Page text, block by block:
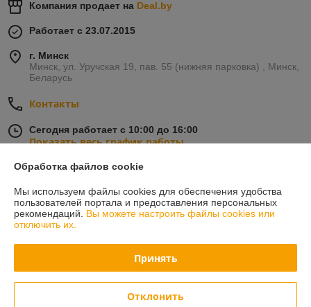
Компания продает на Deal.by
Работает с 23.07.2015
г. Минск
Минск, ул. Уручская 19, пав. 55 (нижняя парковка) , Минск,
Беларусь
Контакты
Сегодня работает с 10:00 до 16:00
Показать весь график работы
21 отзыва за всё время
Обработка файлов cookie
Мы используем файлы cookies для обеспечения удобства
пользователей портала и предоставления персональных
рекомендаций. Вы можете настроить файлы cookies или
отключить их.
Принять
Отклонить